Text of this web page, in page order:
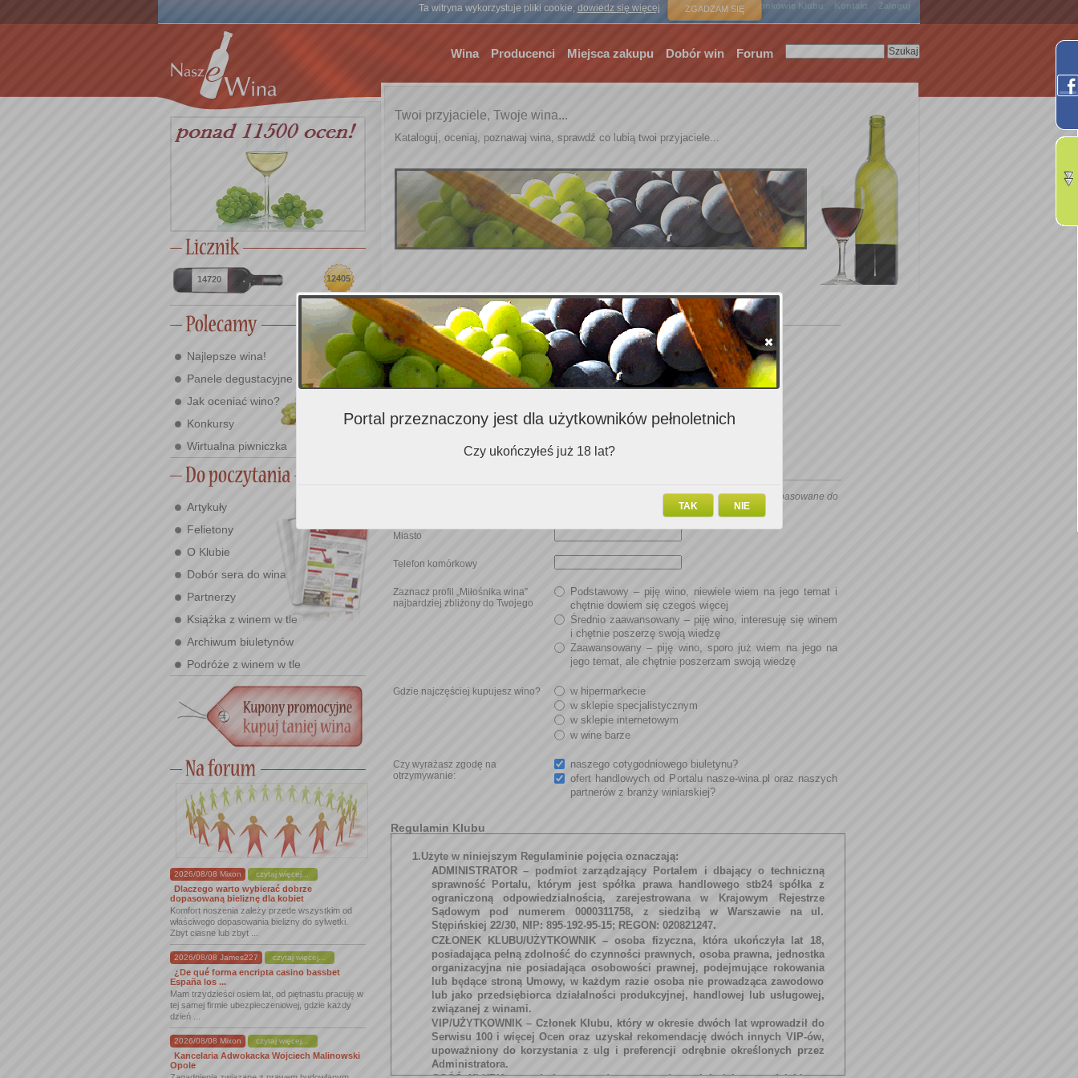
Ta witryna wykorzystuje pliki cookie, dowiedz się więcej ZGADZAM SIĘ
Strona główna Członkowie Klubu Kontakt Zaloguj
Wina Producenci Miejsca zakupu Dobór win Forum
14720 12405
Najlepsze wina!
Panele degustacyjne
Jak oceniać wino?
Konkursy
Wirtualna piwniczka
Artykuły
Felietony
O Klubie
Dobór sera do wina
Partnerzy
Książka z winem w tle
Archiwum biuletynów
Podróże z winem w tle
2026/08/08 Mixon czytaj więcej...
Dlaczego warto wybierać dobrze
dopasowaną bieliznę dla kobiet
Komfort noszenia zależy przede wszystkim od
właściwego dopasowania bielizny do sylwetki.
Zbyt ciasne lub zbyt ...
2026/08/08 James227 czytaj więcej...
¿De qué forma encripta casino bassbet
España los ...
Mam trzydzieści osiem lat, od piętnastu pracuję w
tej samej firmie ubezpieczeniowej, gdzie każdy
dzień ...
2026/08/08 Mixon czytaj więcej...
Kancelaria Adwokacka Wojciech Malinowski
Opole
Twoi przyjaciele, Twoje wina...
Kataloguj, oceniaj, poznawaj wina, sprawdź co lubią twoi przyjaciele...
Formularz rejestracji nowego użytkownika
Twój login (nick) *
Twój adres email *
Wypełnienie dodatkowo poniższych danych pozwoli nam przesyłać informacje i oferty dopasowane do
Miasto
Telefon komórkowy
Zaznacz profil „Miłośnika wina”
najbardziej zbliżony do Twojego
Podstawowy – piję wino, niewiele wiem na jego temat i
chętnie dowiem się czegoś więcej
Średnio zaawansowany – piję wino, interesuję się winem
i chętnie poszerzę swoją wiedzę
Zaawansowany – piję wino, sporo już wiem na jego na
jego temat, ale chętnie poszerzam swoją wiedzę
Gdzie najczęściej kupujesz wino?
w hipermarkecie
w sklepie specjalistycznym
w sklepie internetowym
w wine barze
Czy wyrażasz zgodę na
otrzymywanie:
naszego cotygodniowego biuletynu?
ofert handlowych od Portalu nasze-wina.pl oraz naszych
partnerów z branży winiarskiej?
Regulamin Klubu
1.Użyte w niniejszym Regulaminie pojęcia oznaczają:
ADMINISTRATOR– podmiot zarządzający Portalem i dbający o techniczną
sprawność Portalu, którym jest spółka prawa handlowego stb24 spółka z
ograniczoną odpowiedzialnością, zarejestrowana w Krajowym Rejestrze
Sądowym pod numerem 0000311758, z siedzibą w Warszawie na ul.
Stępińskiej 22/30, NIP: 895-192-95-15; REGON: 020821247.
CZŁONEK KLUBU/UŻYTKOWNIK– osoba fizyczna, która ukończyła lat 18,
posiadająca pełną zdolność do czynności prawnych, osoba prawna, jednostka
organizacyjna nie posiadająca osobowości prawnej, podejmujące rokowania
lub będące stroną Umowy, w każdym razie osoba nie prowadząca zawodowo
lub jako przedsiębiorca działalności produkcyjnej, handlowej lub usługowej,
związanej z winami.
VIP/UŻYTKOWNIK– Członek Klubu, który w okresie dwóch lat wprowadził do
Serwisu 100 i więcej Ocen oraz uzyskał rekomendację dwóch innych VIP-ów,
upoważniony do korzystania z ulg i preferencji odrębnie określonych przez
Administratora.
Portal przeznaczony jest dla użytkowników pełnoletnich
Czy ukończyłeś już 18 lat?
NIE
TAK